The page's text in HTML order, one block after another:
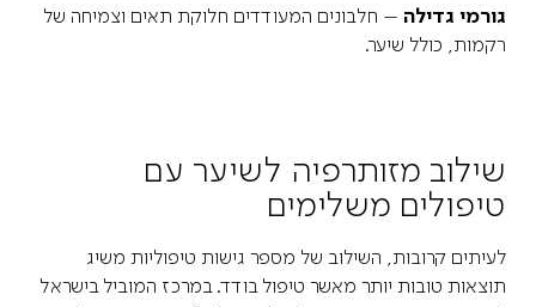
גורמי גדילה– חלבונים המעודדים חלוקת תאים וצמיחה של
רקמות, כולל שיער.
שילוב מזותרפיה לשיער עם
טיפולים משלימים
לעיתים קרובות, השילוב של מספר גישות טיפוליות משיג
תוצאות טובות יותר מאשר טיפול בודד. במרכז המוביל בישראל